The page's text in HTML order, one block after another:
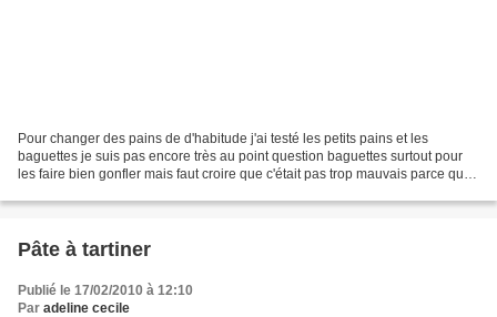
Pour changer des pains de d'habitude j'ai testé les petits pains et les
baguettes je suis pas encore très au point question baguettes surtout pour
les faire bien gonfler mais faut croire que c'était pas trop mauvais parce que
Pâte à tartiner
Publié le 17/02/2010 à 12:10
Par adeline cecile